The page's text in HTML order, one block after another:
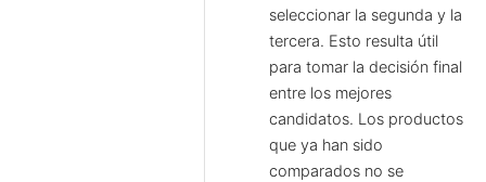
seleccionar la segunda y la
tercera. Esto resulta útil
para tomar la decisión final
entre los mejores
candidatos. Los productos
que ya han sido
comparados no se